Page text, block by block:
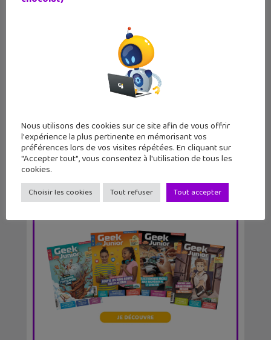
Les jeux du geek : suivre l’actualité
Nous utilisons des cookies sur ce site afin de vous offrir
l'expérience la plus pertinente en mémorisant vos
préférences lors de vos visites répétées. En cliquant sur
"Accepter tout", vous consentez à l'utilisation de tous les
cookies.
Choisir les cookies Tout refuser Tout accepter